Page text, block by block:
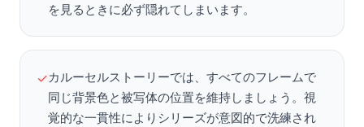
を見るときに必ず隠れてしまいます。
✓カルーセルストーリーでは、すべてのフレームで
同じ背景色と被写体の位置を維持しましょう。視
覚的な一貫性によりシリーズが意図的で洗練され